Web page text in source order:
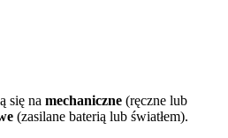
się na mechaniczne (ręczne lub
(zasilane baterią lub światłem).